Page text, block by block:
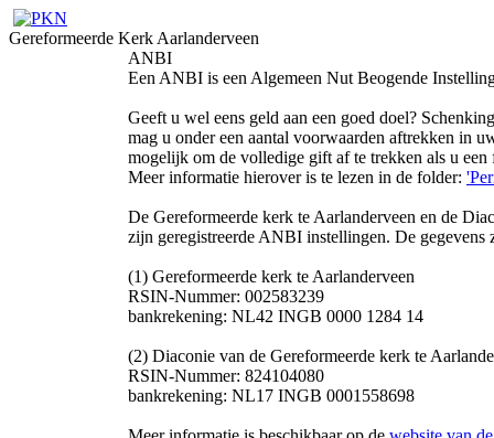
Gereformeerde Kerk Aarlanderveen
ANBI
Een ANBI is een Algemeen Nut Beogende
Geeft u wel eens geld aan een goed doel?
mag u onder een aantal voorwaarden aftrekken in
mogelijk om de volledige gift af te trekken als u
Meer informatie hierover is te lezen in de folder:
De Gereformeerde kerk te Aarlanderveen en de
zijn geregistreerde ANBI instellingen. De gegevens
(1) Gereformeerde kerk te Aarlanderveen
RSIN-Nummer: 002583239
bankrekening: NL42 INGB 0000 1284 14
(2) Diaconie van de Gereformeerde kerk te
RSIN-Nummer: 824104080
bankrekening: NL17 INGB 0001558698